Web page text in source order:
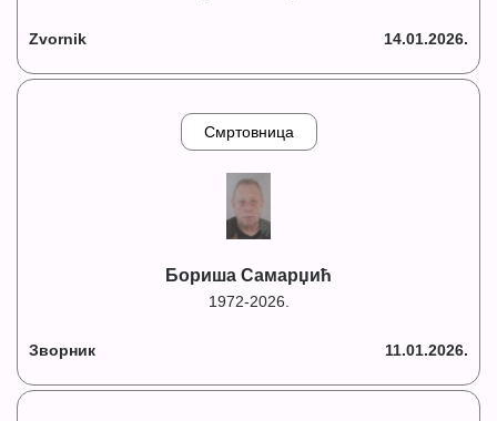
Zvornik 14.01.2026.
Смртовница
Бориша Самарџић
1972-2026.
Зворник 11.01.2026.